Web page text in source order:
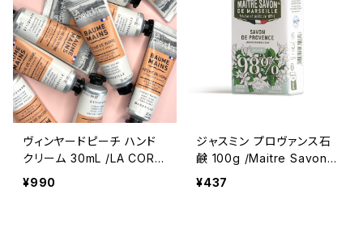
ヴィンヤードピーチ ハンド
クリーム 30mL /LA CORV
ETTE/ ラ・コルベット ＜フ
¥990
ジャスミン プロヴァンス石
鹸 100g /Maitre Savon d
e Marseille/メートル・サボ
¥437